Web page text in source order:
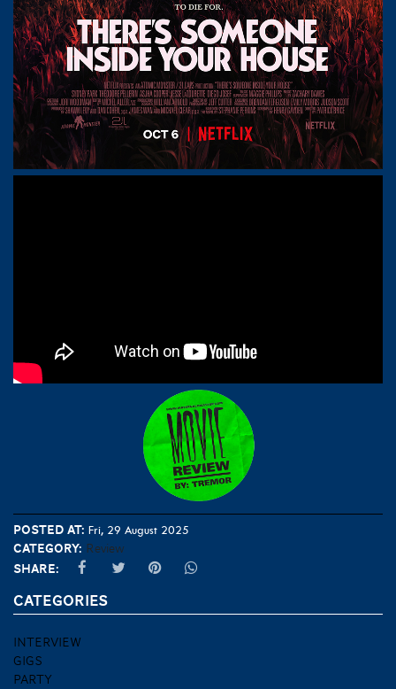
Posted at: Fri, 29 August 2025
Category: Review
Share:
CATEGORIES
INTERVIEW
GIGS
PARTY